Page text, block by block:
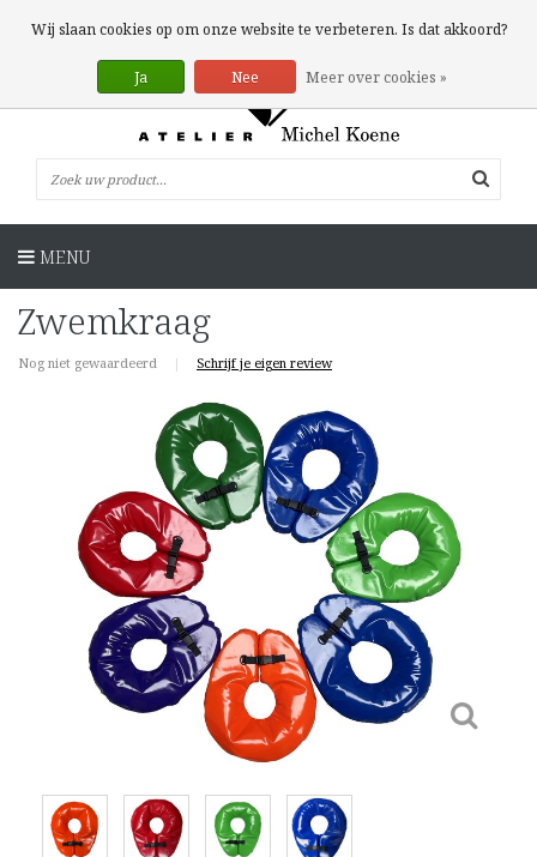
0 Artikelen
MENU
Zwemkraag
Nog niet gewaardeerd | Schrijf je eigen review
Wij slaan cookies op om onze website te verbeteren. Is dat akkoord?
Ja Nee Meer over cookies »